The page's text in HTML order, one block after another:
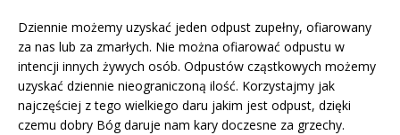
Dziennie możemy uzyskać jeden odpust zupełny, ofiarowany
za nas lub za zmarłych. Nie można ofiarować odpustu w
intencji innych żywych osób. Odpustów cząstkowych możemy
uzyskać dziennie nieograniczoną ilość. Korzystajmy jak
najczęściej z tego wielkiego daru jakim jest odpust, dzięki
czemu dobry Bóg daruje nam kary doczesne za grzechy.